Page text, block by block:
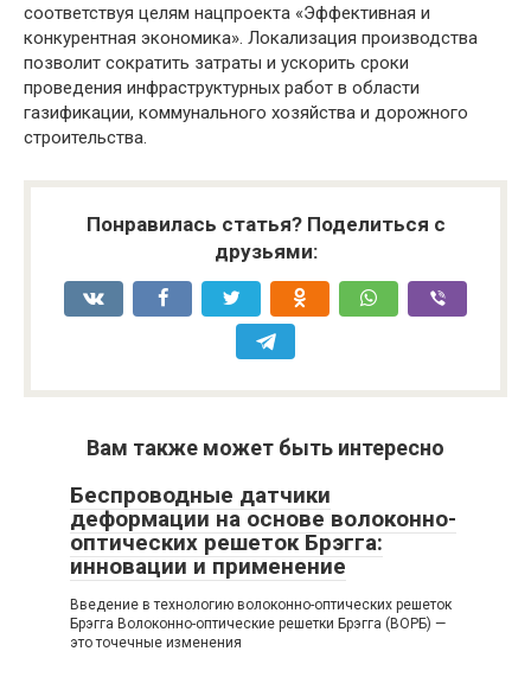
соответствуя целям нацпроекта «Эффективная и
конкурентная экономика». Локализация производства
позволит сократить затраты и ускорить сроки
проведения инфраструктурных работ в области
газификации, коммунального хозяйства и дорожного
строительства.
Понравилась статья? Поделиться с
друзьями:
Вам также может быть интересно
Беспроводные датчики
деформации на основе волоконно-
оптических решеток Брэгга:
инновации и применение
Введение в технологию волоконно-оптических решеток
Брэгга Волоконно-оптические решетки Брэгга (ВОРБ) —
это точечные изменения